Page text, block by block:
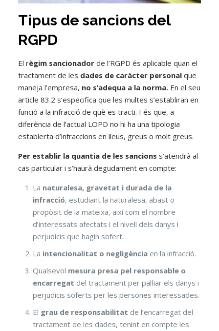
Tipus de sancions del
RGPD
El règim sancionadorde l’RGPD és aplicable quan el
tractament de les dades de caràcter personalque
maneja l’empresa, no s’adequa a la norma.En el seu
article 83.2 s’especifica que les multes s’establiran en
funció a la infracció de què es tracti. I és que, a
diferència de l’actual LOPD no hi ha una tipologia
establerta d’infraccions en lleus, greus o molt greus.
Per establir la quantia de les sancions s’atendrà al
cas particular i s’haurà degudament en compte:
La naturalesa, gravetat i durada de la
infracció, estudiant la naturalesa, abast o
propòsit de la mateixa, així com el nombre
d’interessats afectats i el nivell dels danys i
perjudicis que hagin sofert.
La intencionalitat o negligènciaen la infracció.
Qualsevol mesura presa pel responsable o
encarregat del tractament per pal·liar els danys i
perjudicis soferts per les persones interessades.
El grau de responsabilitat de l’encarregat del
tractament de les dades, tenint en compte les